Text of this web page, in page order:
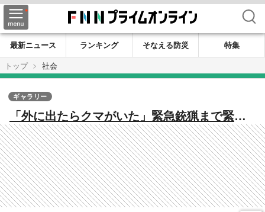
検索
最新ニュース ランキング そなえる防災
特集
トップ
社会
「外に出たらクマがいた」緊急銃猟まで緊迫
の14時間 体重125キロのクマが仙台市中心部
のマンションに居座る
ギャラリー